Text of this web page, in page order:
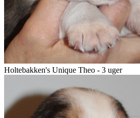
Holtebakken's Unique Theo - 3 uger